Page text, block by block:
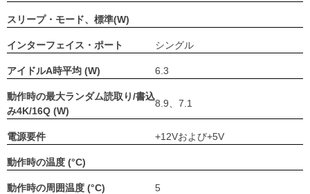
スリープ・モード、標準(W)
インターフェイス・ポート シングル
アイドルA時平均 (W) 6.3
動作時の最大ランダム読取り/書込
み4K/16Q (W)
8.9、7.1
電源要件 +12Vおよび+5V
動作時の温度 (°C)
動作時の周囲温度 (°C) 5